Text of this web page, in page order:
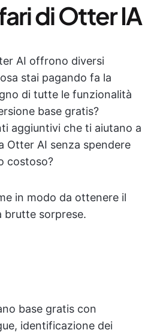
di Otter IA
AI offrono diversi
stai pagando fa la
di tutte le funzionalità
base gratis?
aggiuntivi che ti aiutano a
Otter AI senza spendere
costoso?
in modo da ottenere il
brutte sorprese.
base gratis con
identificazione dei